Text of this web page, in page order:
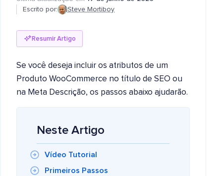
Escrito por:
Steve Mortiboy
Resumir Artigo
Se você deseja incluir os atributos de um
Produto WooCommerce no título de SEO ou
na Meta Descrição, os passos abaixo ajudarão.
Neste Artigo
Vídeo Tutorial
Primeiros Passos